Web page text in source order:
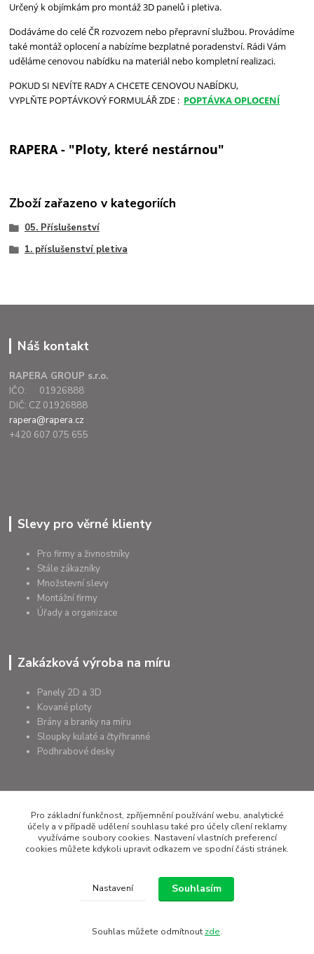
Určený k objímkám pro montáž 3D panelů i pletiva.
Dodáváme do celé ČR rozvozem nebo přepravní službou. Provádíme
také montáž oplocení a nabízíme bezplatné poradenství. Rádi Vám
uděláme cenovou nabídku na materiál nebo kompletní realizaci.
POKUD SI NEVÍTE RADY A CHCETE CENOVOU NABÍDKU,
VYPLŇTE POPTÁVKOVÝ FORMULÁŘ ZDE : POPTÁVKA OPLOCENÍ
RAPERA - "Ploty, které nestárnou"
Zboží zařazeno v kategoriích
05. Příslušenství
1. příslušenství pletiva
Náš kontakt
RAPERA GROUP s.r.o.
IČO: 01926888
DIČ: CZ 01926888
rapera@rapera.cz
+420 607 075 655
Slevy pro věrné klienty
Pro firmy a živnostníky
Stále zákazníky
Množstevní slevy
Montážní firmy
Úřady a organizace
Zakázková výroba na míru
Panely 2D a 3D
Kované ploty
Brány a branky na míru
Sloupky kulaté a čtyřhranné
Podhrabové desky
+420 607 075 655
rapera@rapera.cz
Všechna práva vyhrazena RAPERA GROUP s.r.o.
Pro základní funkčnost, zpříjemnění používání webu, analytické
účely a v případě udělení souhlasu také pro účely cílení reklamy
využíváme soubory cookies. Nastavení vlastních preferencí
cookies můžete kdykoli upravit odkazem ve spodní části stránek.
Nastavení Souhlasím
Souhlas můžete odmítnout zde.